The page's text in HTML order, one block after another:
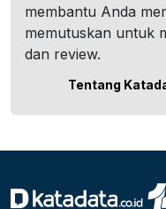
membantu Anda
memutuskan untuk
dan review.
Tentang